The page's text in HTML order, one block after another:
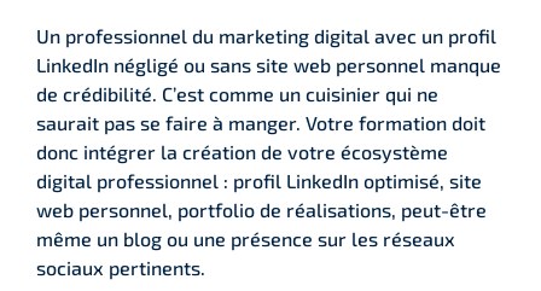
Un professionnel du marketing digital avec un profil
LinkedIn négligé ou sans site web personnel manque
de crédibilité. C’est comme un cuisinier qui ne
saurait pas se faire à manger. Votre formation doit
donc intégrer la création de votre écosystème
digital professionnel : profil LinkedIn optimisé, site
web personnel, portfolio de réalisations, peut-être
même un blog ou une présence sur les réseaux
sociaux pertinents.